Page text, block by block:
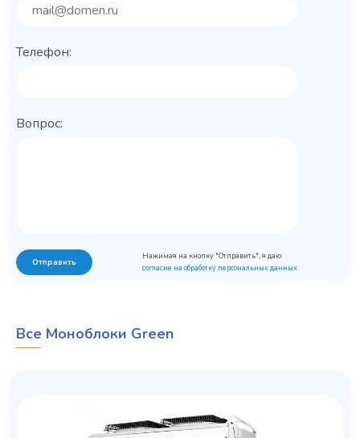
Телефон:
Вопрос:
Отправить
Нажимая на кнопку "Отправить", я даю
согласие на обработку персональных данных
Все Моноблоки Green